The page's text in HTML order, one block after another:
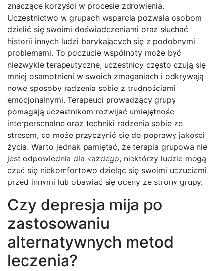
znaczące korzyści w procesie zdrowienia.
Uczestnictwo w grupach wsparcia pozwala osobom
dzielić się swoimi doświadczeniami oraz słuchać
historii innych ludzi borykających się z podobnymi
problemami. To poczucie wspólnoty może być
niezwykle terapeutyczne; uczestnicy często czują się
mniej osamotnieni w swoich zmaganiach i odkrywają
nowe sposoby radzenia sobie z trudnościami
emocjonalnymi. Terapeuci prowadzący grupy
pomagają uczestnikom rozwijać umiejętności
interpersonalne oraz techniki radzenia sobie ze
stresem, co może przyczynić się do poprawy jakości
życia. Warto jednak pamiętać, że terapia grupowa nie
jest odpowiednia dla każdego; niektórzy ludzie mogą
czuć się niekomfortowo dzieląc się swoimi uczuciami
przed innymi lub obawiać się oceny ze strony grupy.
Czy depresja mija po
zastosowaniu
alternatywnych metod
leczenia?